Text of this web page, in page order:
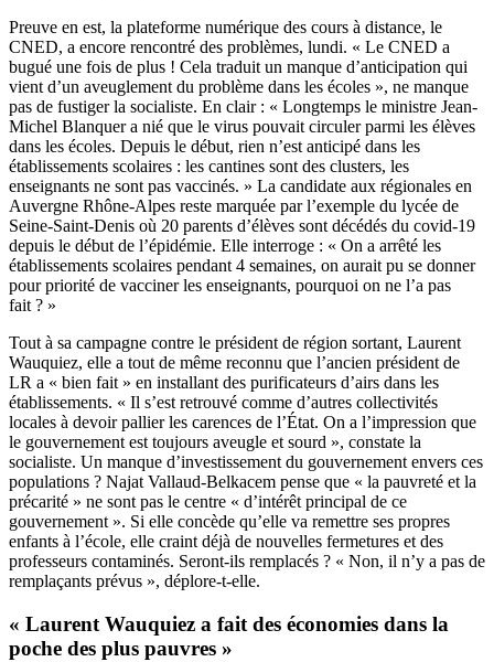
Preuve en est, la plateforme numérique des cours à distance, le
CNED, a encore rencontré des problèmes, lundi. « Le CNED a
bugué une fois de plus ! Cela traduit un manque d’anticipation qui
vient d’un aveuglement du problème dans les écoles », ne manque
pas de fustiger la socialiste. En clair : « Longtemps le ministre Jean-
Michel Blanquer a nié que le virus pouvait circuler parmi les élèves
dans les écoles. Depuis le début, rien n’est anticipé dans les
établissements scolaires : les cantines sont des clusters, les
enseignants ne sont pas vaccinés. » La candidate aux régionales en
Auvergne Rhône-Alpes reste marquée par l’exemple du lycée de
Seine-Saint-Denis où 20 parents d’élèves sont décédés du covid-19
depuis le début de l’épidémie. Elle interroge : « On a arrêté les
établissements scolaires pendant 4 semaines, on aurait pu se donner
pour priorité de vacciner les enseignants, pourquoi on ne l’a pas
fait ? »
Tout à sa campagne contre le président de région sortant, Laurent
Wauquiez, elle a tout de même reconnu que l’ancien président de
LR a « bien fait » en installant des purificateurs d’airs dans les
établissements. « Il s’est retrouvé comme d’autres collectivités
locales à devoir pallier les carences de l’État. On a l’impression que
le gouvernement est toujours aveugle et sourd », constate la
socialiste. Un manque d’investissement du gouvernement envers ces
populations ? Najat Vallaud-Belkacem pense que « la pauvreté et la
précarité » ne sont pas le centre « d’intérêt principal de ce
gouvernement ». Si elle concède qu’elle va remettre ses propres
enfants à l’école, elle craint déjà de nouvelles fermetures et des
professeurs contaminés. Seront-ils remplacés ? « Non, il n’y a pas de
remplaçants prévus », déplore-t-elle.
« Laurent Wauquiez a fait des économies dans la
poche des plus pauvres »